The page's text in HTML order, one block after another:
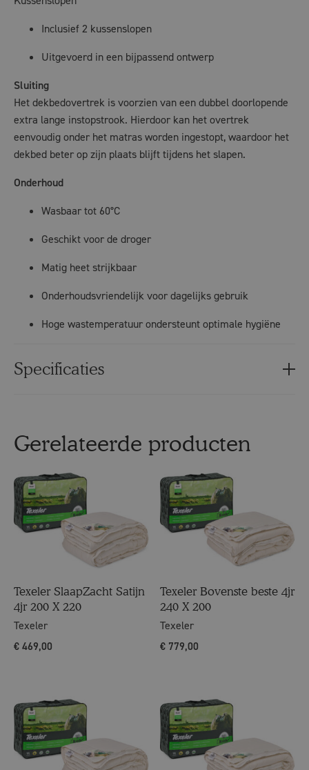
Inclusief 2 kussenslopen
Uitgevoerd in een bijpassend ontwerp
Sluiting
Het dekbedovertrek is voorzien van een dubbel doorlopende
extra lange instopstrook. Hierdoor kan het overtrek
eenvoudig onder het matras worden ingestopt, waardoor het
dekbed beter op zijn plaats blijft tijdens het slapen.
Onderhoud
Wasbaar tot 60°C
Geschikt voor de droger
Matig heet strijkbaar
Onderhoudsvriendelijk voor dagelijks gebruik
Hoge wastemperatuur ondersteunt optimale hygiëne
Specificaties
Gerelateerde producten
Texeler SlaapZacht Satijn
4jr 200 X 220
Texeler
€ 469,00
Texeler Bovenste beste 4jr
240 X 200
Texeler
€ 779,00